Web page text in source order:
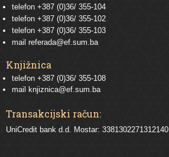
telefon +387 (0)36/ 355-104
telefon +387 (0)36/ 355-102
telefon +387 (0)36/ 355-103
mail referada@ef.sum.ba
Knjižnica
telefon +387 (0)36/ 355-108
mail
knjiznica@ef.sum.ba
Transakcijski račun:
UniCredit bank d.d. Mostar: 3381302271312140